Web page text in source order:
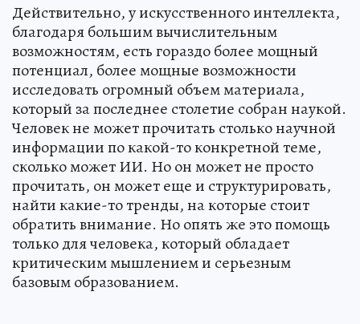
Действительно, у искусственного интеллекта,
благодаря большим вычислительным
возможностям, есть гораздо более мощный
потенциал, более мощные возможности
исследовать огромный объем материала,
который за последнее столетие собран наукой.
Человек не может прочитать столько научной
информации по какой-то конкретной теме,
сколько может ИИ. Но он может не просто
прочитать, он может еще и структурировать,
найти какие-то тренды, на которые стоит
обратить внимание. Но опять же это помощь
только для человека, который обладает
критическим мышлением и серьезным
базовым образованием.